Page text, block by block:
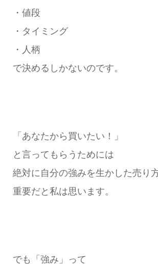
・値段
・タイミング
・人柄
で決めるしかないのです。
「あなたから買いたい！」
と言ってもらうためには
絶対に自分の強みを生かした売り
重要だと私は思います。
でも「強み」って